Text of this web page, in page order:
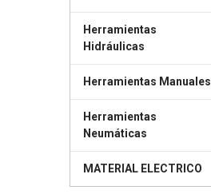
Herramientas
Hidráulicas
Herramientas Manuales
Herramientas
Neumáticas
MATERIAL ELECTRICO